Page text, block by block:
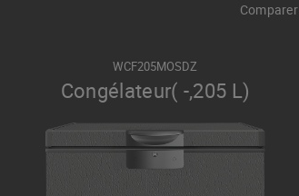
Comparer
WCF205MOSDZ
Congélateur( -,205 L)